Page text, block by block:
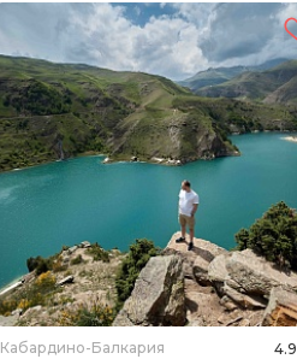
Кабардино-Балкария 4.9